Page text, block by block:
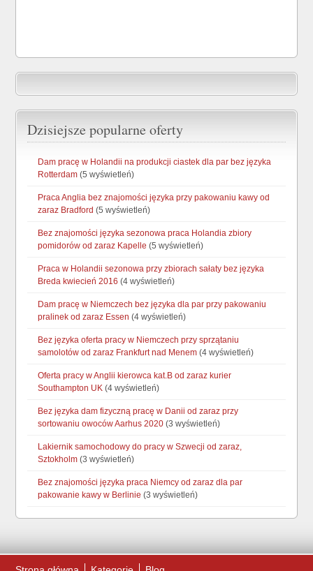
Dzisiejsze popularne oferty
Dam pracę w Holandii na produkcji ciastek dla par bez języka
Rotterdam (5 wyświetleń)
Praca Anglia bez znajomości języka przy pakowaniu kawy od
zaraz Bradford (5 wyświetleń)
Bez znajomości języka sezonowa praca Holandia zbiory
pomidorów od zaraz Kapelle (5 wyświetleń)
Praca w Holandii sezonowa przy zbiorach sałaty bez języka
Breda kwiecień 2016 (4 wyświetleń)
Dam pracę w Niemczech bez języka dla par przy pakowaniu
pralinek od zaraz Essen (4 wyświetleń)
Bez języka oferta pracy w Niemczech przy sprzątaniu
samolotów od zaraz Frankfurt nad Menem (4 wyświetleń)
Oferta pracy w Anglii kierowca kat.B od zaraz kurier
Southampton UK (4 wyświetleń)
Bez języka dam fizyczną pracę w Danii od zaraz przy
sortowaniu owoców Aarhus 2020 (3 wyświetleń)
Lakiernik samochodowy do pracy w Szwecji od zaraz,
Sztokholm (3 wyświetleń)
Bez znajomości języka praca Niemcy od zaraz dla par
pakowanie kawy w Berlinie (3 wyświetleń)